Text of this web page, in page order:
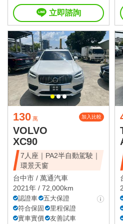
立即諮詢
130 萬 加入比較
VOLVO
XC90
7人座｜PA2半自動駕駛｜
環景天窗
台中市 / 萬通汽車
2021年 / 72,000km
認證車
五大保證
符合保固
里程保證
實車實價
友善試車